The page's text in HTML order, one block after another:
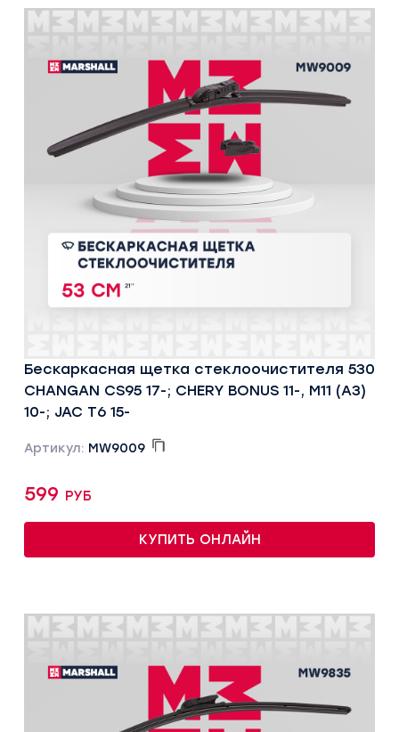
Бескаркасная щетка стеклоочистителя 530
CHANGAN CS95 17-; CHERY BONUS 11-, M11 (A3)
10-; JAC T6 15-
Артикул: MW9009
599 руб
КУПИТЬ ОНЛАЙН